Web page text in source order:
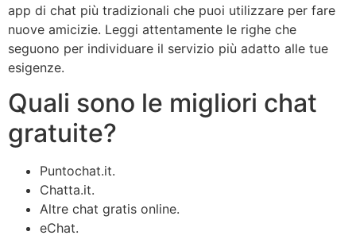
app di chat più tradizionali che puoi utilizzare per fare
nuove amicizie. Leggi attentamente le righe che
seguono per individuare il servizio più adatto alle tue
esigenze.
Quali sono le migliori chat
gratuite?
Puntochat.it.
Chatta.it.
Altre chat gratis online.
eChat.